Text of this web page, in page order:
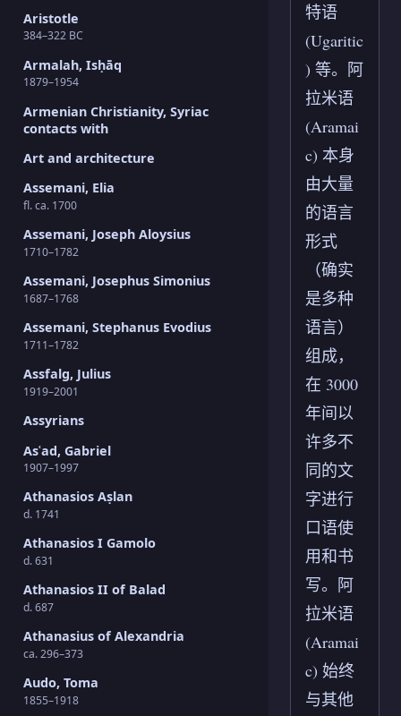
Aristotle
384–322 BC
Armalah, Isḥāq
1879–1954
Armenian Christianity, Syriac
contacts with
Art and architecture
Assemani, Elia
fl. ca. 1700
Assemani, Joseph Aloysius
1710–1782
Assemani, Josephus Simonius
1687–1768
Assemani, Stephanus Evodius
1711–1782
Assfalg, Julius
1919–2001
Assyrians
Asʿad, Gabriel
1907–1997
Athanasios Aṣlan
d. 1741
Athanasios I Gamolo
d. 631
Athanasios II of Balad
d. 687
Athanasius of Alexandria
ca. 296–373
Audo, Toma
1855–1918
特语
(Ugaritic
) 等。阿
拉米语
(Aramai
c) 本身
由大量
的语言
形式
（确实
是多种
语言）
组成，
在 3000
年间以
许多不
同的文
字进行
口语使
用和书
写。阿
拉米语
(Aramai
c) 始终
与其他